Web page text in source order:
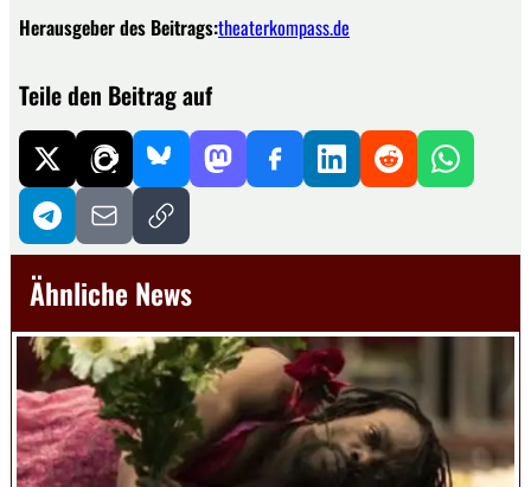
Herausgeber des Beitrags:theaterkompass.de
Teile den Beitrag auf
Ähnliche News